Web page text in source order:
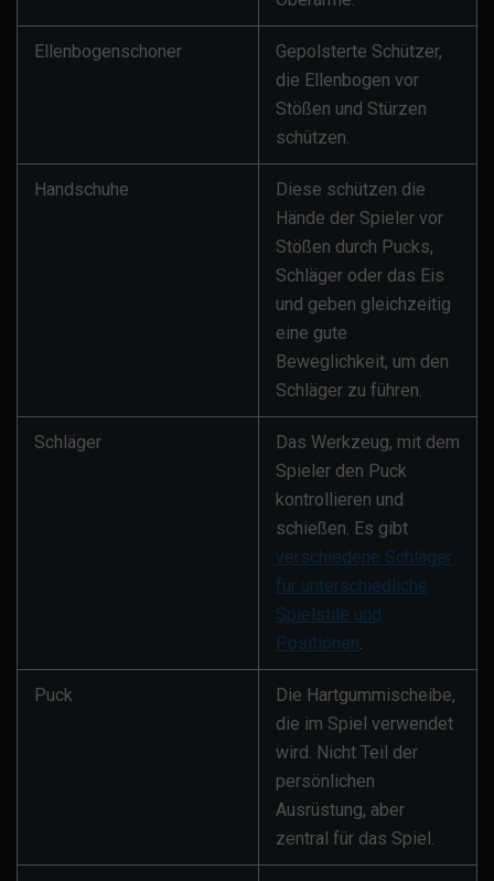
Ellenbogenschoner
Gepolsterte Schützer,
die Ellenbogen vor
Stößen und Stürzen
schützen.
Handschuhe
Diese schützen die
Hände der Spieler vor
Stößen durch Pucks,
Schläger oder das Eis
und geben gleichzeitig
eine gute
Beweglichkeit, um den
Schläger zu führen.
Schläger
Das Werkzeug, mit dem
Spieler den Puck
kontrollieren und
schießen. Es gibt
verschiedene Schläger
für unterschiedliche
Spielstile und
Positionen.
Puck
Die Hartgummischeibe,
die im Spiel verwendet
wird. Nicht Teil der
persönlichen
Ausrüstung, aber
zentral für das Spiel.